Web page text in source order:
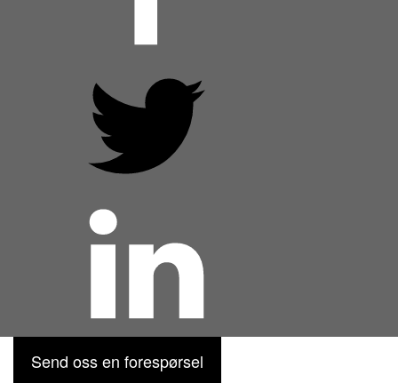
Send oss en forespørsel